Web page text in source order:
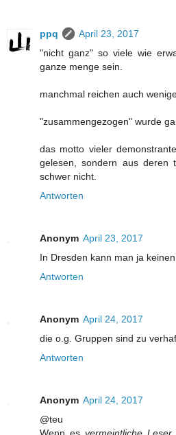
ppq
April 23, 2017
"nicht ganz" so viele wie
ganze menge sein.
manchmal reichen auch
"zusammengezogen" wurde
das motto vieler
gelesen, sondern aus deren
schwer nicht.
Antworten
Anonym April 23, 2017
In Dresden kann man ja
Antworten
Anonym April 24, 2017
die o.g. Gruppen sind zu
Antworten
Anonym April 24, 2017
@teu